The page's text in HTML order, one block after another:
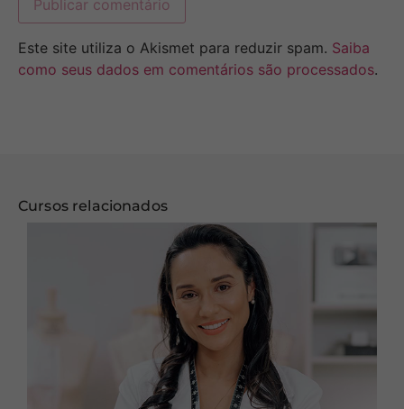
Este site utiliza o Akismet para reduzir spam. Saiba
como seus dados em comentários são processados.
Cursos relacionados